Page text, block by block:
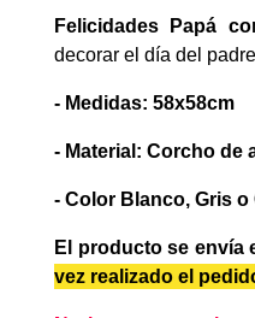
Felicidades Papá
decorar el día del padre
- Medidas: 58x58cm
- Material: Corcho de
- Color Blanco, Gris o
El producto se envía
vez realizado el